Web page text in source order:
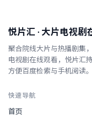
悦片汇 · 大片电视剧
聚合院线大片与热播剧集
电视剧在线观看 ， 悦片汇
方便百度检索与手机阅读。
快速导航
首页